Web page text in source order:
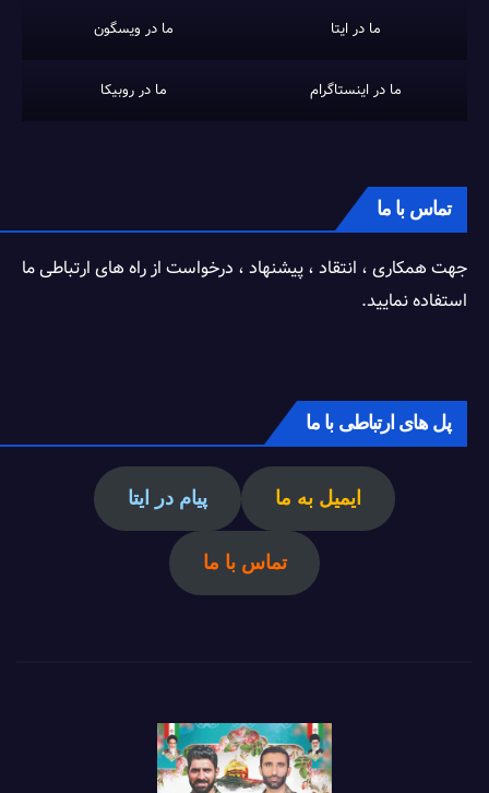
ما در ایتا ما در ویسگون
ما در اینستاگرام ما در روبیکا
تماس با ما
جهت همکاری ، انتقاد ، پیشنهاد ، درخواست از راه های ارتباطی ما
استفاده نمایید.
پل های ارتباطی با ما
ایمیل به ما پیام در ایتا
تماس با ما